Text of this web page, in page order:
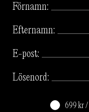
Förnamn:
Efternamn:
E-post:
Lösenord:
699 kr